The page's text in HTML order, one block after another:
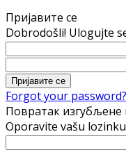
Пријавите се
Dobrodošli! Ulogujte
Forgot your
Повратак
Oporavite vašu lozinku